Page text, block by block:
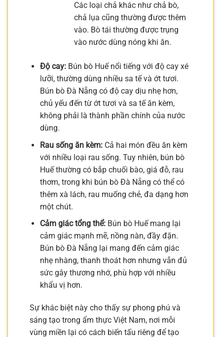
Các loại chả khác như chả bò,
chả lụa cũng thường được thêm
vào. Bò tái thường được trụng
vào nước dùng nóng khi ăn.
Độ cay:Bún bò Huế nổi tiếng với độ cay xé
lưỡi, thường dùng nhiều sa tế và ớt tươi.
Bún bò Đà Nẵng có độ cay dịu nhẹ hơn,
chủ yếu đến từ ớt tươi và sa tế ăn kèm,
không phải là thành phần chính của nước
dùng.
Rau sống ăn kèm:Cả hai món đều ăn kèm
với nhiều loại rau sống. Tuy nhiên, bún bò
Huế thường có bắp chuối bào, giá đỗ, rau
thơm, trong khi bún bò Đà Nẵng có thể có
thêm xà lách, rau muống chẻ, đa dạng hơn
một chút.
Cảm giác tổng thể:Bún bò Huế mang lại
cảm giác mạnh mẽ, nồng nàn, đầy đặn.
Bún bò Đà Nẵng lại mang đến cảm giác
nhẹ nhàng, thanh thoát hơn nhưng vẫn đủ
sức gây thương nhớ, phù hợp với nhiều
khẩu vị hơn.
Sự khác biệt này cho thấy sự phong phú và
sáng tạo trong ẩm thực Việt Nam, nơi mỗi
vùng miền lại có cách biến tấu riêng để tạo